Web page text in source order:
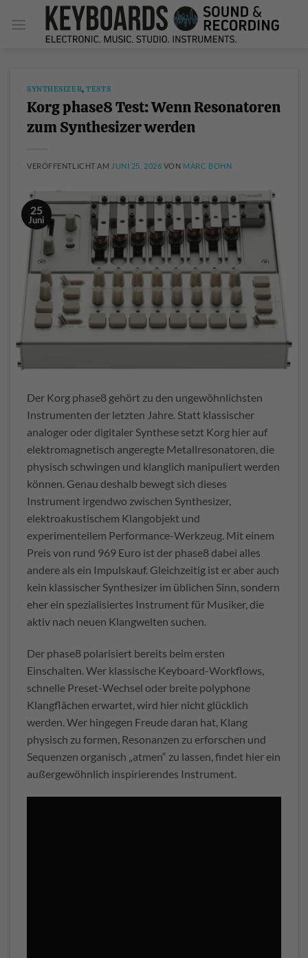
Inhalt
SYNTHESIZER,TESTS
Korg phase8 Test: Wenn Resonatoren
zum Synthesizer werden
VERÖFFENTLICHT AM JUNI 25, 2026 VON MARC BOHN
25
Juni
Der Korg phase8 gehört zu den ungewöhnlichsten
Instrumenten der letzten Jahre. Statt klassischer
analoger oder digitaler Synthese setzt Korg hier auf
elektromagnetisch angeregte Metallresonatoren, die
physisch schwingen und klanglich manipuliert werden
können. Genau deshalb bewegt sich dieses
Instrument irgendwo zwischen Synthesizer,
elektroakustischem Klangobjekt und
experimentellem Performance-Werkzeug. Mit einem
Preis von rund 969 Euro ist der phase8 dabei alles
andere als ein Impulskauf. Gleichzeitig ist er aber auch
kein klassischer Synthesizer im üblichen Sinn, sondern
eher ein spezialisiertes Instrument für Musiker, die
aktiv nach neuen Klangwelten suchen.
Der phase8 polarisiert bereits beim ersten
Einschalten. Wer klassische Keyboard-Workflows,
schnelle Preset-Wechsel oder breite polyphone
Klangflächen erwartet, wird hier nicht glücklich
werden. Wer hingegen Freude daran hat, Klang
physisch zu formen, Resonanzen zu erforschen und
Sequenzen organisch „atmen“ zu lassen, findet hier ein
außergewöhnlich inspirierendes Instrument.